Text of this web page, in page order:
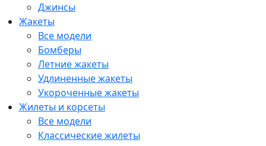
Джинсы
Жакеты
Все модели
Бомберы
Летние жакеты
Удлиненные жакеты
Укороченные жакеты
Жилеты и корсеты
Все модели
Классические жилеты